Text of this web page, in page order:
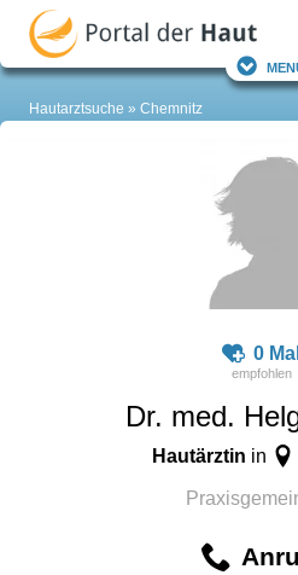
Hautarztsuche Chemnitz
0 Mal
Dr. med.
Hautärztin in